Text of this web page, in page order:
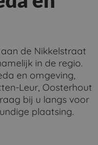
de Nikkelstraat
in de regio.
en omgeving,
Leur, Oosterhout
bij u langs voor
plaatsing.